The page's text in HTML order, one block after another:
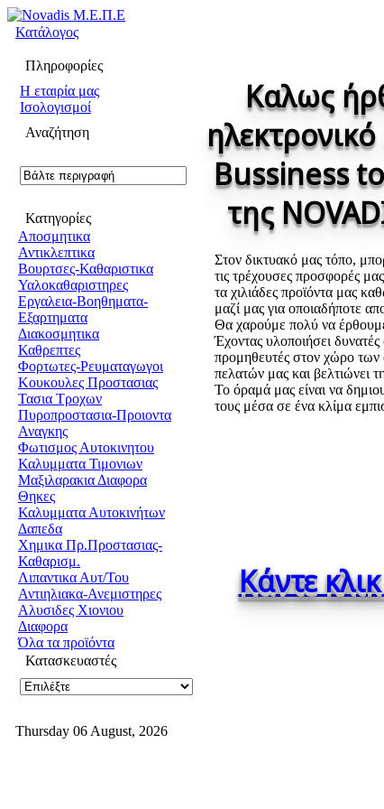
Κατάλογος
Πληροφορίες
H εταιρία μας
Ισολογισμοί
Αναζήτηση
Κατηγορίες
Αποσμητικα
Αντικλεπτικα
Βουρτσες-Καθαριστικα
Υαλοκαθαριστηρες
Εργαλεια-Βοηθηματα-
Εξαρτηματα
Διακοσμητικα
Καθρεπτες
Φορτωτες-Ρευματαγωγοι
Κουκουλες Προστασιας
Τασια Τροχων
Πυροπροστασια-Προιοντα
Αναγκης
Φωτισμος Αυτοκινητου
Καλυμματα Τιμονιων
Μαξιλαρακια Διαφορα
Θηκες
Καλυμματα Αυτοκινήτων
Δαπεδα
Χημικα Πρ.Προστασιας-
Καθαρισμ.
Λιπαντικα Αυτ/Του
Αντιηλιακα-Ανεμιστηρες
Αλυσιδες Χιονιου
Διαφορα
Όλα τα προϊόντα
Κατασκευαστές
Καλως
Bussiness
της
Στον δικτυακό μας τόπο,
τις τρέχουσες προσφορές
τα χιλιάδες προϊόντα μας
μαζί μας για οποιαδήποτε
Θα χαρούμε πολύ να
Έχοντας υλοποιήσει
προμηθευτές στον χώρο των
πελατών μας και βελτιώνει
Το όραμά μας είναι να
τους μέσα σε ένα κλίμα
Κάντε
Thursday 06 August, 2026